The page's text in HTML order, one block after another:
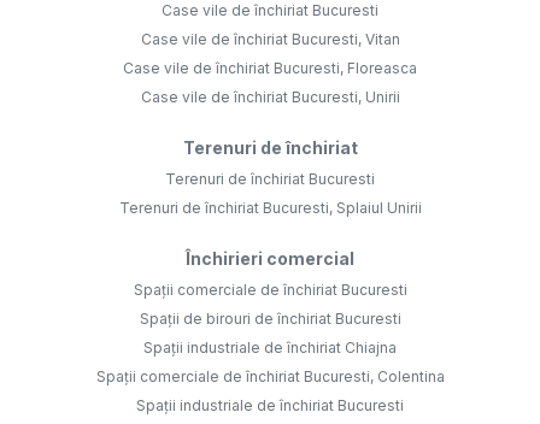
Case vile de închiriat Bucuresti
Case vile de închiriat Bucuresti, Vitan
Case vile de închiriat Bucuresti, Floreasca
Case vile de închiriat Bucuresti, Unirii
Terenuri de închiriat
Terenuri de închiriat Bucuresti
Terenuri de închiriat Bucuresti, Splaiul Unirii
Închirieri comercial
Spații comerciale de închiriat Bucuresti
Spații de birouri de închiriat Bucuresti
Spații industriale de închiriat Chiajna
Spații comerciale de închiriat Bucuresti, Colentina
Spații industriale de închiriat Bucuresti